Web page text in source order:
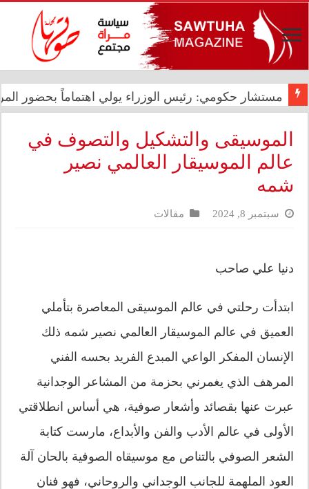
مستشار حكومي: رئيس الوزراء يولي اهتماماً بحضور
شيرين عبد الوهاب تتصدر الترند العالمي بحفلها في
الموسيقى والتشكيل والتصوف في
عالم الموسيقار العالمي نصير
شمه
سبتمبر 8, 2024 مقالات
دنيا علي صاحب
ابتدأت رحلتي في عالم الموسيقى المعاصرة بتأملي
العميق في عالم الموسيقار العالمي نصير شمه ذلك
الإنسان المفكر الواعي المبدع الفريد بحسه الفني
المرهف الذي يغمرني بحزمة من المشاعر الوجدانية
عبرت عنها بقصائد وأشعار صوفية، هي أساس انطلاقتي
الأولى في عالم الأدب والفن والأبداع، مارست كتابة
الشعر الصوفي بالتناص مع موسيقاه الصوفية بالحان آلة
العود الملهمة للجانب الوجداني والروحاني، فهو فنان